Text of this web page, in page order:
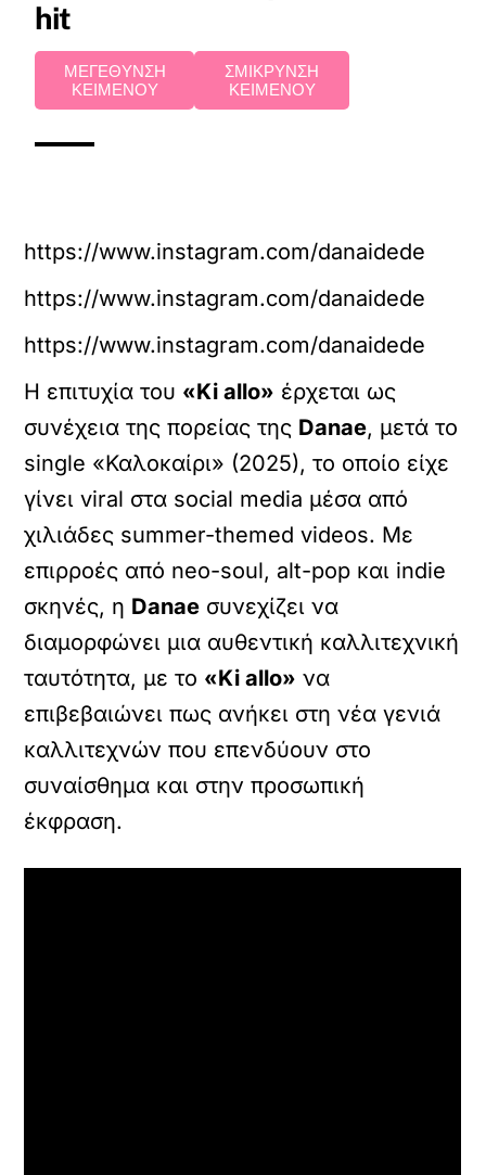
hit
ΜΕΓΕΘΥΝΣΗ
ΚΕΙΜΕΝΟΥ
ΣΜΙΚΡΥΝΣΗ
ΚΕΙΜΕΝΟΥ
https://www.instagram.com/danaidede
https://www.instagram.com/danaidede
https://www.instagram.com/danaidede
Η επιτυχία του «Ki allo» έρχεται ως
συνέχεια της πορείας της Danae, μετά το
single «Καλοκαίρι» (2025), το οποίο είχε
γίνει viral στα social media μέσα από
χιλιάδες summer-themed videos. Με
επιρροές από neo-soul, alt-pop και indie
σκηνές, η Danae συνεχίζει να
διαμορφώνει μια αυθεντική καλλιτεχνική
ταυτότητα, με το «Ki allo» να
επιβεβαιώνει πως ανήκει στη νέα γενιά
καλλιτεχνών που επενδύουν στο
συναίσθημα και στην προσωπική
έκφραση.